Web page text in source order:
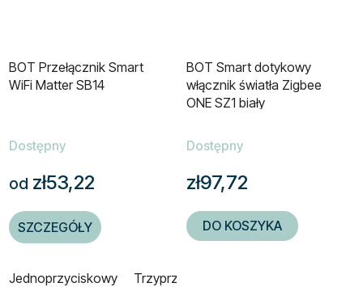
BOT Przełącznik Smart
WiFi Matter SB14
Dostępny
od zł53,22
SZCZEGÓŁY
Jednoprzyciskowy Trzyprzyciskowy
BOT Smart dotykowy
włącznik światła Zigbee
ONE SZ1 biały
Dostępny
zł97,72
DO KOSZYKA